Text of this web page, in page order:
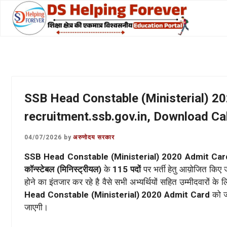
content
SSB Head Constable (Ministerial)
recruitment.ssb.gov.in, Download
04/07/2026 byअरुणोदय सरकार
SSB Head Constable (Ministerial) 2020 Admit
कॉन्स्टेबल (मिनिस्ट्रीयल)के 115 पदोंपर भर्ती हेतु आय़ोजित किए
होने का इंतजार कर रहे है वैसे सभी अभ्यर्थियों सहित उम्मीदवारों के
Head Constable (Ministerial) 2020 Admit Cardको
जाएगी।